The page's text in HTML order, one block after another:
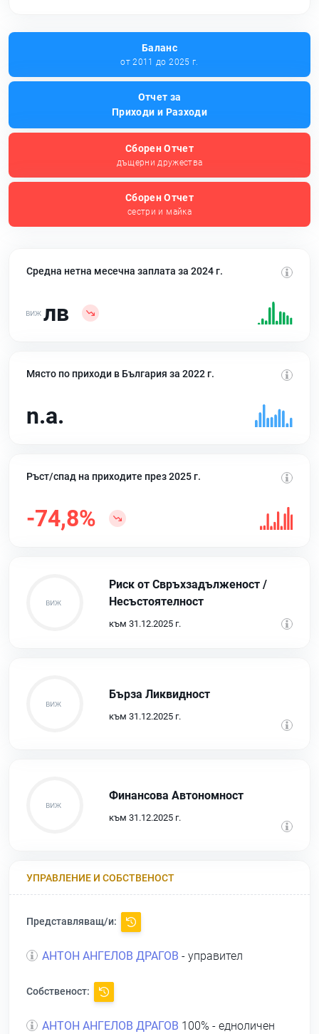
Баланс
от 2011 до 2025 г.
Отчет за
Приходи и Разходи
Сборен Отчет
дъщерни дружества
Сборен Отчет
сестри и майка
Средна нетна месечна заплата за 2024 г.
лв
Място по приходи в България за 2022 г.
n.a.
Ръст/спад на приходите през 2025 г.
-74,8%
Риск от Свръхзадълженост /
Несъстоятелност
към 31.12.2025 г.
Бърза Ликвидност
към 31.12.2025 г.
Финансова Автономност
към 31.12.2025 г.
УПРАВЛЕНИЕ И СОБСТВЕНОСТ
Представляващ/и:
АНТОН АНГЕЛОВ ДРАГОВ - управител
Собственост:
АНТОН АНГЕЛОВ ДРАГОВ 100% - едноличен